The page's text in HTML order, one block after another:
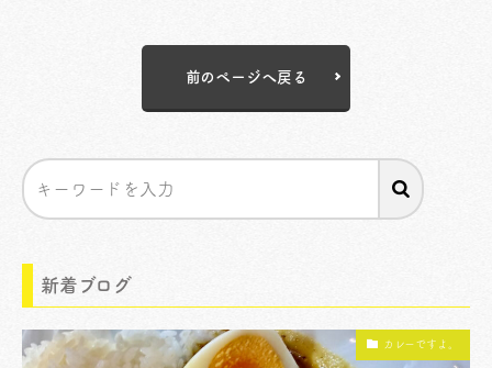
前のページへ戻る
新着ブログ
カレーですよ。